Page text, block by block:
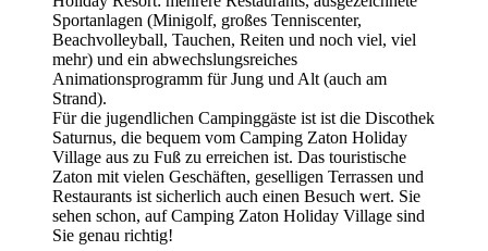
Sportanlagen (Minigolf, großes Tenniscenter,
Beachvolleyball, Tauchen, Reiten und noch viel, viel
mehr) und ein abwechslungsreiches
Animationsprogramm für Jung und Alt (auch am
Strand).
Für die jugendlichen Campinggäste ist ist die Discothek
Saturnus, die bequem vom Camping Zaton Holiday
Village aus zu Fuß zu erreichen ist. Das touristische
Zaton mit vielen Geschäften, geselligen Terrassen und
Restaurants ist sicherlich auch einen Besuch wert. Sie
sehen schon, auf Camping Zaton Holiday Village sind
Sie genau richtig!